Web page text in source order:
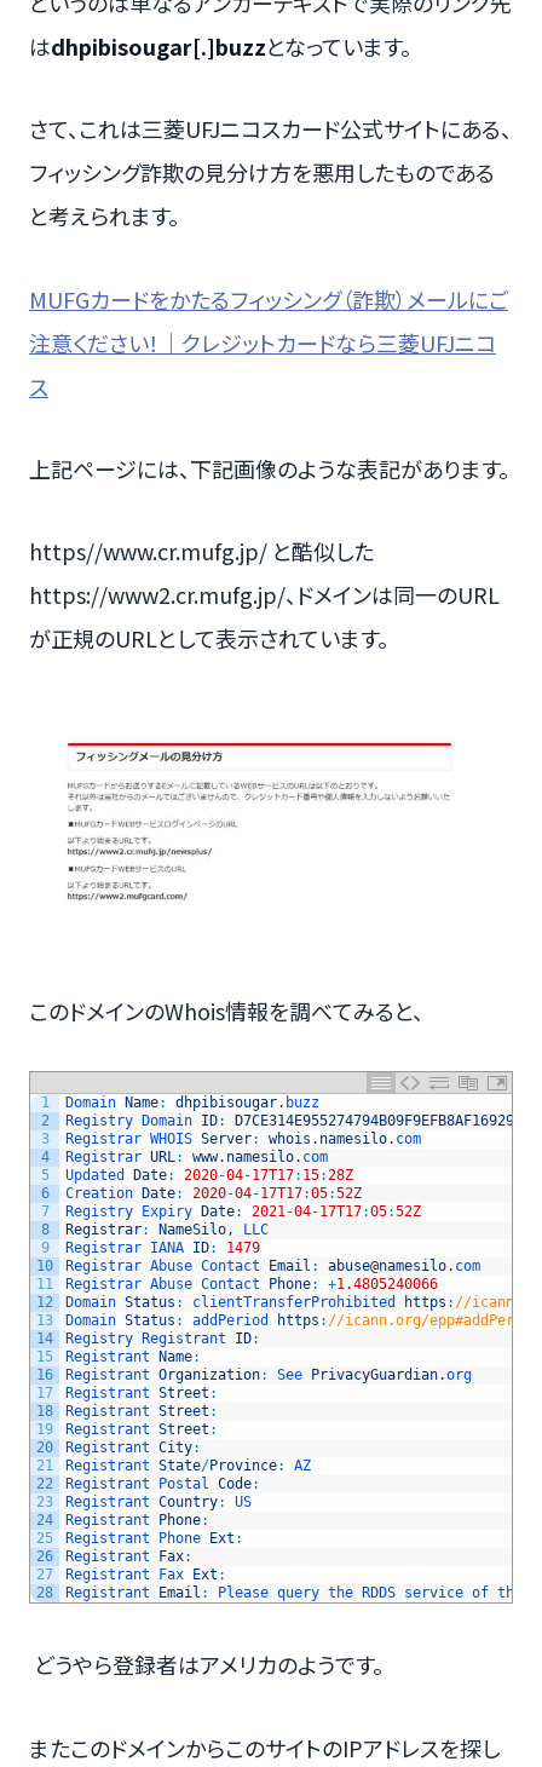
はdhpibisougar[.]buzzとなっています。
さて、これは三菱UFJニコスカード公式サイトにある、
フィッシング詐欺の見分け方を悪用したものである
と考えられます。
MUFGカードをかたるフィッシング（詐欺）メールにご
注意ください！｜クレジットカードなら三菱UFJニコ
ス
上記ページには、下記画像のような表記があります。
https//www.cr.mufg.jp/ と酷似した
https://www2.cr.mufg.jp/、ドメインは同一のURL
が正規のURLとして表示されています。
このドメインのWhois情報を調べてみると、
1
2
3
4
5
6
7
8
9
10
11
12
13
14
15
16
17
18
19
20
21
22
23
24
25
26
27
28
Domain Name: dhpibisougar. buzz
Registry
Domain ID: D7CE314E955274794B09F9EFB8AF16929
Registrar WHOIS Server: whois . namesilo. com
Registrar URL: www. namesilo. com
Updated
Date: 2020-04-17T17: 15:28Z
Creation
Date: 2020-04-17T17:05:52Z
Registry
Expiry Date: 2021-04-17T17:05:52Z
Registrar: NameSilo,
LLC
Registrar IANA ID:
1479
Registrar Abuse Contact Email : abuse@namesilo. com
Registrar Abuse Contact Phone: +1.4805240066
Domain Status : clientTransferProhibited https : //
Domain Status : addPeriod https : //icann.org/epp#addPeriod
Registry
Registrant ID:
Registrant
Name:
Registrant Organization: See PrivacyGuardian.org
Registrant Street :
Registrant Street :
Registrant Street :
Registrant City:
Registrant State/Province:
AZ
Registrant
Postal Code:
Registrant Country:
US
Registrant
Phone:
Registrant
Phone Ext :
Registrant
Fax:
Registrant
Fax Ext :
Registrant
Email : Please query the RDDS service of the
どうやら登録者はアメリカのようです。
またこのドメインからこのサイトのIPアドレスを探し